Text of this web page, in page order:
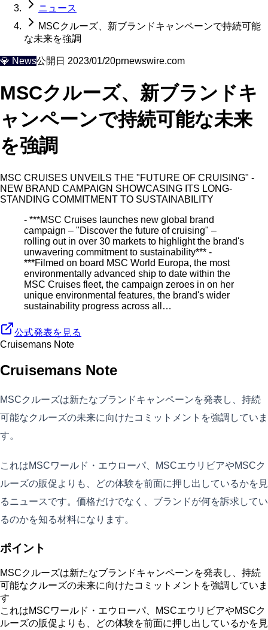
ニュース
MSCクルーズ、新ブランドキャンペーンで持続可能
な未来を強調
💎 News公開日 2023/01/20prnewswire.com
MSCクルーズ、新ブランドキ
ャンペーンで持続可能な未来
を強調
MSC CRUISES UNVEILS THE "FUTURE OF CRUISING" -
NEW BRAND CAMPAIGN SHOWCASING ITS LONG-
STANDING COMMITMENT TO SUSTAINABILITY
- ***MSC Cruises launches new global brand
campaign – "Discover the future of cruising" –
rolling out in over 30 markets to highlight the brand's
unwavering commitment to sustainability*** -
***Filmed on board MSC World Europa, the most
environmentally advanced ship to date within the
MSC Cruises fleet, the campaign zeroes in on her
unique environmental features, the brand's wider
sustainability progress across all…
公式発表を見る
Cruisemans Note
Cruisemans Note
MSCクルーズは新たなブランドキャンペーンを発表し、持続
可能なクルーズの未来に向けたコミットメントを強調していま
す。
これはMSCワールド・エウローパ、MSCエウリビアやMSCク
ルーズの販促よりも、どの体験を前面に押し出しているかを見
るニュースです。価格だけでなく、ブランドが何を訴求してい
るのかを知る材料になります。
ポイント
MSCクルーズは新たなブランドキャンペーンを発表し、持続
可能なクルーズの未来に向けたコミットメントを強調していま
す
これはMSCワールド・エウローパ、MSCエウリビアやMSCク
ルーズの販促よりも、どの体験を前面に押し出しているかを見